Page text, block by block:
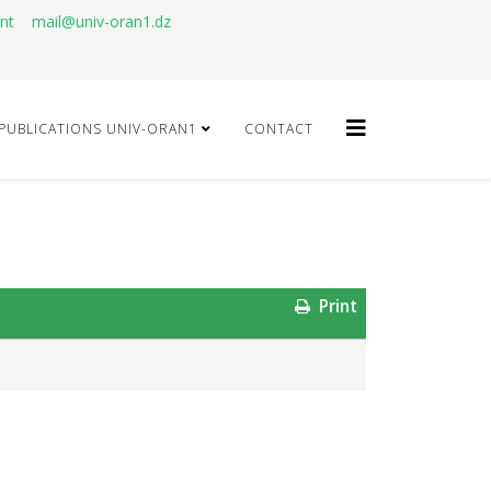
mail@univ-oran1.dz
PUBLICATIONS UNIV-ORAN1 CONTACT
Print